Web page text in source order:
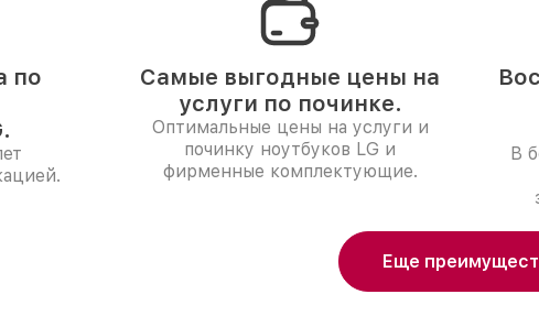
по
Самые выгодные цены на
услуги по починке.
Оптимальные цены на услуги и
починку ноутбуков LG и
фирменные комплектующие.
В
Еще